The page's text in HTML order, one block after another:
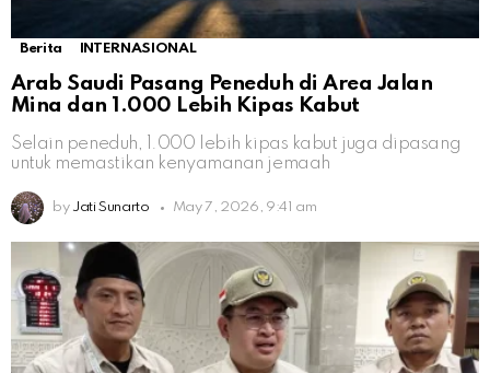
Berita INTERNASIONAL
Arab Saudi Pasang Peneduh di Area Jalan
Mina dan 1.000 Lebih Kipas Kabut
Selain peneduh, 1.000 lebih kipas kabut juga dipasang
untuk memastikan kenyamanan jemaah
by Jati Sunarto May 7, 2026, 9:41 am